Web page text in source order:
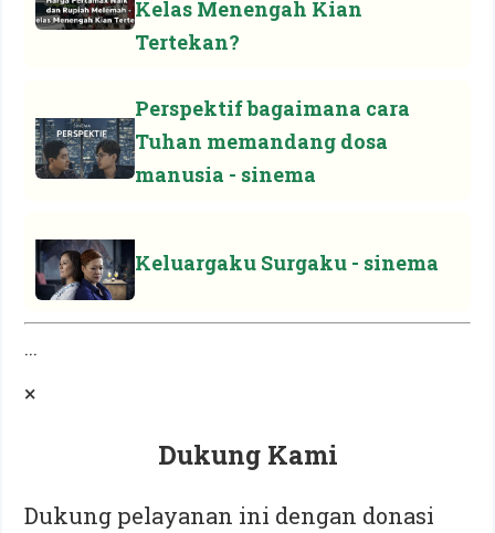
Kelas Menengah Kian
Tertekan?
Perspektif bagaimana cara
Tuhan memandang dosa
manusia - sinema
Keluargaku Surgaku - sinema
...
×
Dukung Kami
Dukung pelayanan ini dengan donasi